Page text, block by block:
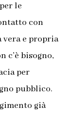
le
con
vera e propria
c’è bisogno,
per
pubblico.
già